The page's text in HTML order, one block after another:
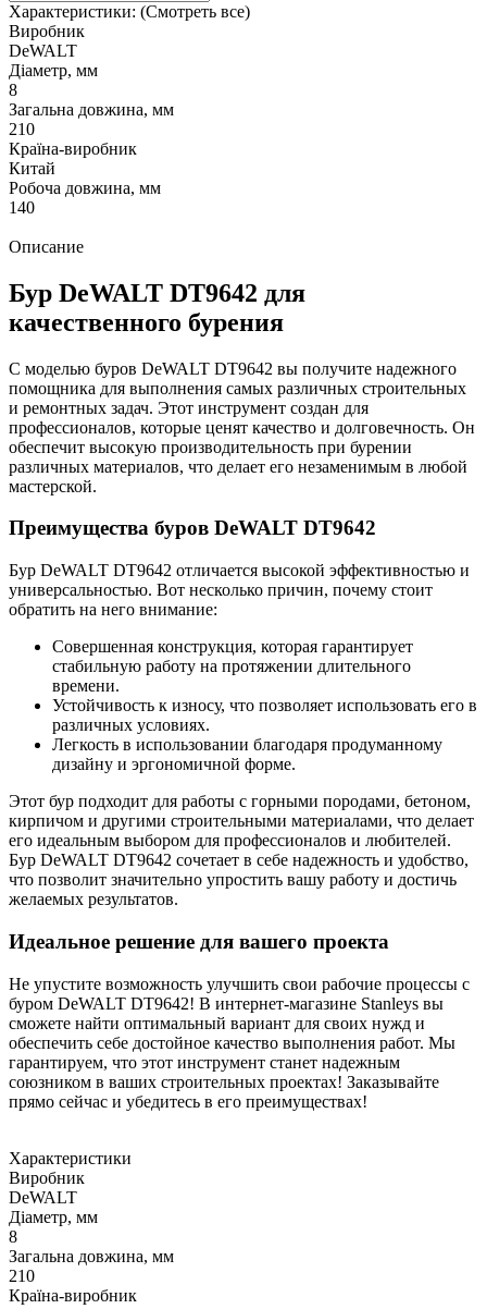
Характеристики: (Смотреть все)
Виробник
DeWALT
Діаметр, мм
8
Загальна довжина, мм
210
Країна-виробник
Китай
Робоча довжина, мм
140
Описание
Бур DeWALT DT9642 для
качественного бурения
С моделью буров DeWALT DT9642 вы получите надежного
помощника для выполнения самых различных строительных
и ремонтных задач. Этот инструмент создан для
профессионалов, которые ценят качество и долговечность. Он
обеспечит высокую производительность при бурении
различных материалов, что делает его незаменимым в любой
мастерской.
Преимущества буров DeWALT DT9642
Бур DeWALT DT9642 отличается высокой эффективностью и
универсальностью. Вот несколько причин, почему стоит
обратить на него внимание:
Совершенная конструкция, которая гарантирует
стабильную работу на протяжении длительного
времени.
Устойчивость к износу, что позволяет использовать его в
различных условиях.
Легкость в использовании благодаря продуманному
дизайну и эргономичной форме.
Этот бур подходит для работы с горными породами, бетоном,
кирпичом и другими строительными материалами, что делает
его идеальным выбором для профессионалов и любителей.
Бур DeWALT DT9642 сочетает в себе надежность и удобство,
что позволит значительно упростить вашу работу и достичь
желаемых результатов.
Идеальное решение для вашего проекта
Не упустите возможность улучшить свои рабочие процессы с
буром DeWALT DT9642! В интернет-магазине Stanleys вы
сможете найти оптимальный вариант для своих нужд и
обеспечить себе достойное качество выполнения работ. Мы
гарантируем, что этот инструмент станет надежным
союзником в ваших строительных проектах! Заказывайте
прямо сейчас и убедитесь в его преимуществах!
Характеристики
Виробник
DeWALT
Діаметр, мм
8
Загальна довжина, мм
210
Країна-виробник